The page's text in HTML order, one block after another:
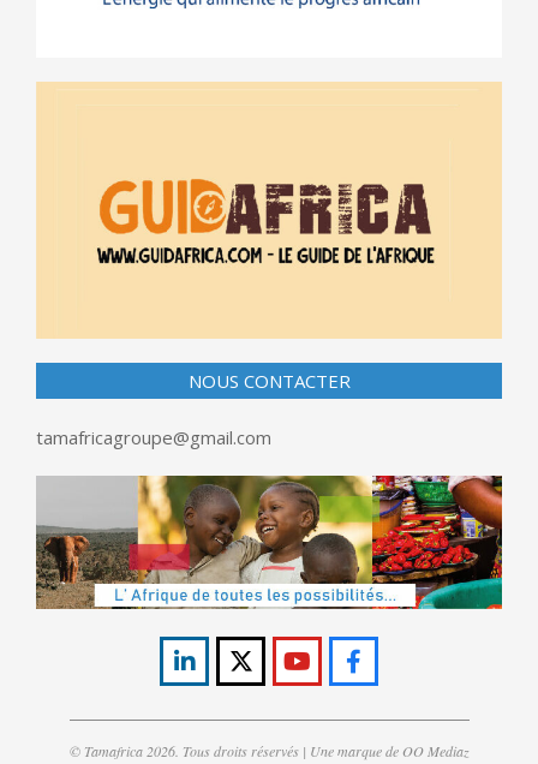
NOUS CONTACTER
tamafricagroupe@gmail.com
© Tamafrica 2026. Tous droits réservés | Une marque de OO Mediaz